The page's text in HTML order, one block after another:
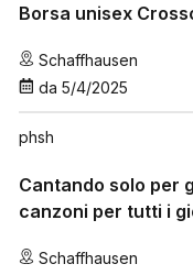
Borsa unisex
Schaffhausen
da 5/4/2025
phsh
Cantando solo per
canzoni per tutti i
Schaffhausen